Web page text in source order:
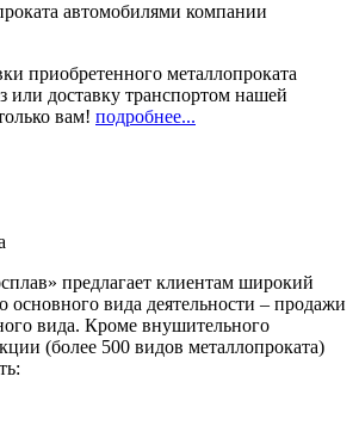
автомобилями компании
приобретенного металлопроката
или доставку транспортом нашей
вам! подробнее...
предлагает клиентам широкий
основного вида деятельности – продажи
вида. Кроме внушительного
(более 500 видов металлопроката)